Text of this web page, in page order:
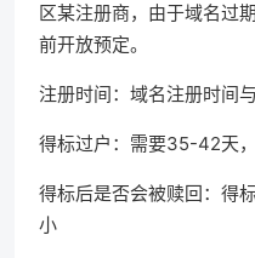
区某注册商，由于域名过
前开放预定。
注册时间：域名注册时间
得标过户：需要35-42天
得标后是否会被赎回：得
小